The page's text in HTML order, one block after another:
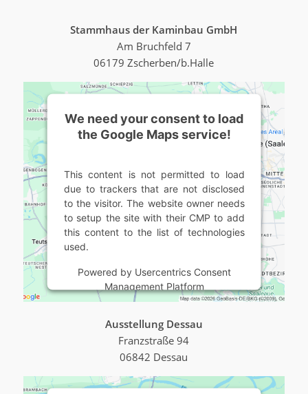
Stammhaus der Kaminbau GmbH
Am Bruchfeld 7
06179 Zscherben/b.Halle
We need your consent to load
the Google Maps service!
This content is not permitted to load
due to trackers that are not disclosed
to the visitor. The website owner needs
to setup the site with their CMP to add
this content to the list of technologies
used.
Powered by Usercentrics Consent
Management Platform
Ausstellung Dessau
Franzstraße 94
06842 Dessau